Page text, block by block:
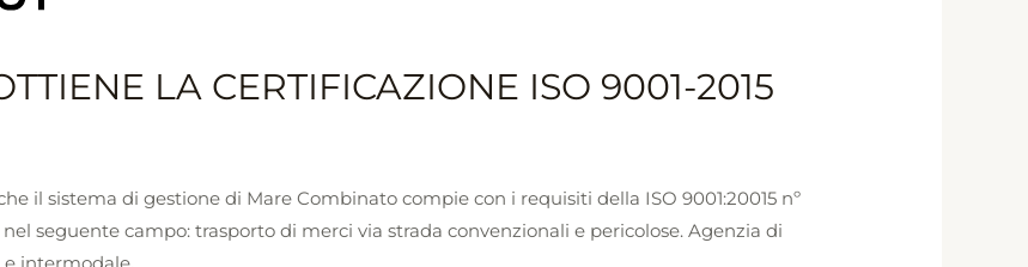
LA CERTIFICAZIONE ISO 9001-2015
il sistema di gestione di Mare Combinato compie con i requisiti della ISO 9001:20015 nº
seguente campo: trasporto di merci via strada convenzionali e pericolose. Agenzia di